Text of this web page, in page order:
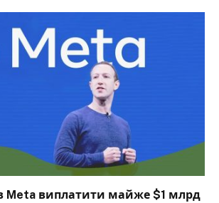
Meta виплатити майже $1 млрд